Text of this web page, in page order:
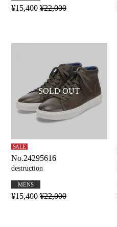
¥15,400 ¥22,000
SALE
No.24295616
destruction
MENS
¥15,400 ¥22,000